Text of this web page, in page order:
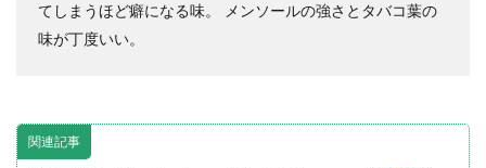
てしまうほど癖になる味。 メンソールの強さとタバコ葉の
味が丁度いい。
関連記事